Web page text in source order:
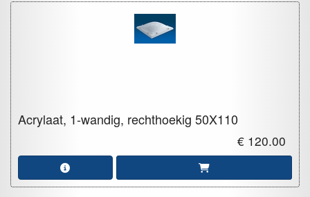
Acrylaat, 1-wandig, rechthoekig 50X110
€ 120.00